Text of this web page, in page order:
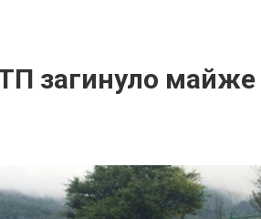
загинуло майже